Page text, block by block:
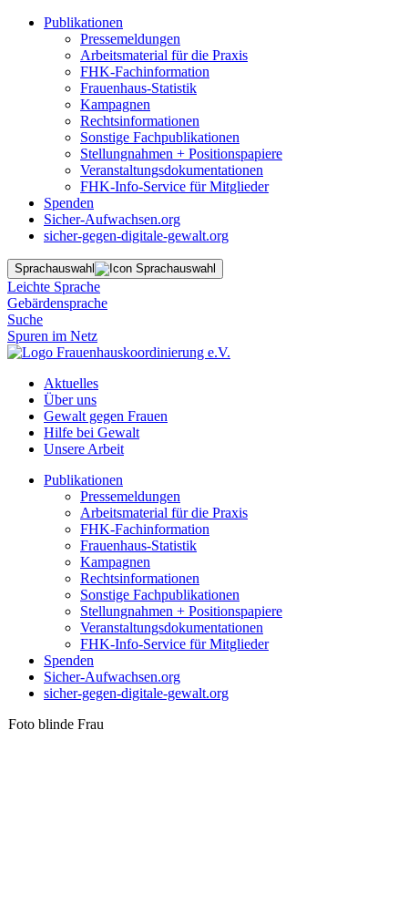
Publikationen
Pressemeldungen
Arbeitsmaterial für die Praxis
FHK-Fachinformation
Frauenhaus-Statistik
Kampagnen
Rechtsinformationen
Sonstige Fachpublikationen
Stellungnahmen + Positionspapiere
Veranstaltungsdokumentationen
FHK-Info-Service für Mitglieder
Spenden
Sicher-Aufwachsen.org
sicher-gegen-digitale-gewalt.org
Sprachauswahl
Leichte Sprache
Gebärdensprache
Suche
Spuren im Netz
Aktuelles
Über uns
Gewalt gegen Frauen
Hilfe bei Gewalt
Unsere Arbeit
Publikationen
Pressemeldungen
Arbeitsmaterial für die Praxis
FHK-Fachinformation
Frauenhaus-Statistik
Kampagnen
Rechtsinformationen
Sonstige Fachpublikationen
Stellungnahmen + Positionspapiere
Veranstaltungsdokumentationen
FHK-Info-Service für Mitglieder
Spenden
Sicher-Aufwachsen.org
sicher-gegen-digitale-gewalt.org